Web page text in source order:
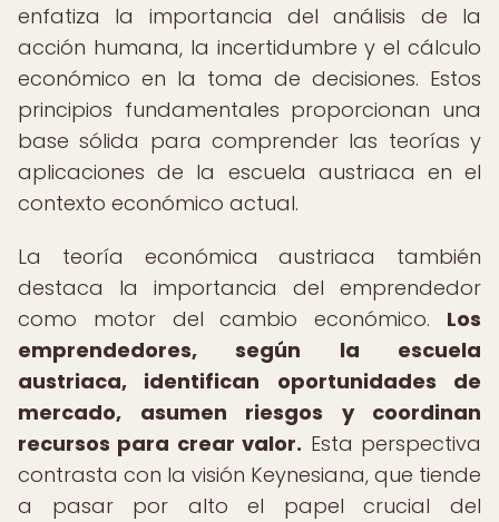
enfatiza la importancia del análisis de la
acción humana, la incertidumbre y el cálculo
económico en la toma de decisiones. Estos
principios fundamentales proporcionan una
base sólida para comprender las teorías y
aplicaciones de la escuela austriaca en el
contexto económico actual.
La teoría económica austriaca también
destaca la importancia del emprendedor
como motor del cambio económico. Los
emprendedores, según la escuela
austriaca, identifican oportunidades de
mercado, asumen riesgos y coordinan
recursos para crear valor. Esta perspectiva
contrasta con la visión Keynesiana, que tiende
a pasar por alto el papel crucial del